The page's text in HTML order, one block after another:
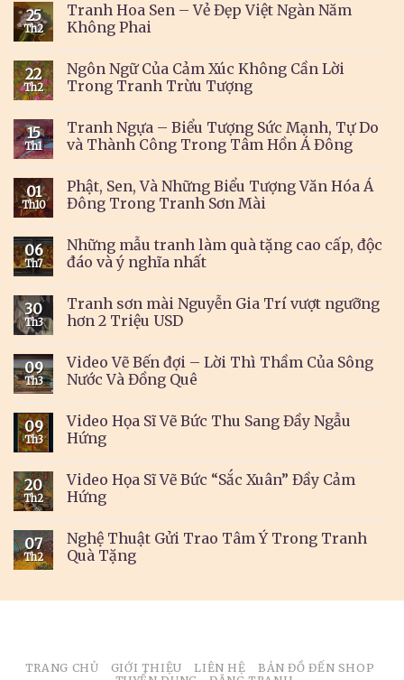
25
Th2
Tranh Hoa Sen – Vẻ Đẹp Việt Ngàn Năm
Không Phai
22
Th2
Ngôn Ngữ Của Cảm Xúc Không Cần Lời
Trong Tranh Trừu Tượng
15
Th1
Tranh Ngựa – Biểu Tượng Sức Mạnh, Tự Do
và Thành Công Trong Tâm Hồn Á Đông
01
Th10
Phật, Sen, Và Những Biểu Tượng Văn Hóa Á
Đông Trong Tranh Sơn Mài
06
Th7
Những mẫu tranh làm quà tặng cao cấp, độc
đáo và ý nghĩa nhất
30
Th3
Tranh sơn mài Nguyễn Gia Trí vượt ngưỡng
hơn 2 Triệu USD
09
Th3
Video Vẽ Bến đợi – Lời Thì Thầm Của Sông
Nước Và Đồng Quê
09
Th3
Video Họa Sĩ Vẽ Bức Thu Sang Đầy Ngẫu
Hứng
20
Th2
Video Họa Sĩ Vẽ Bức “Sắc Xuân” Đầy Cảm
Hứng
07
Th2
Nghệ Thuật Gửi Trao Tâm Ý Trong Tranh
Quà Tặng
TRANG CHỦ GIỚI THIỆU LIÊN HỆ
BẢN ĐỒ ĐẾN SHOP